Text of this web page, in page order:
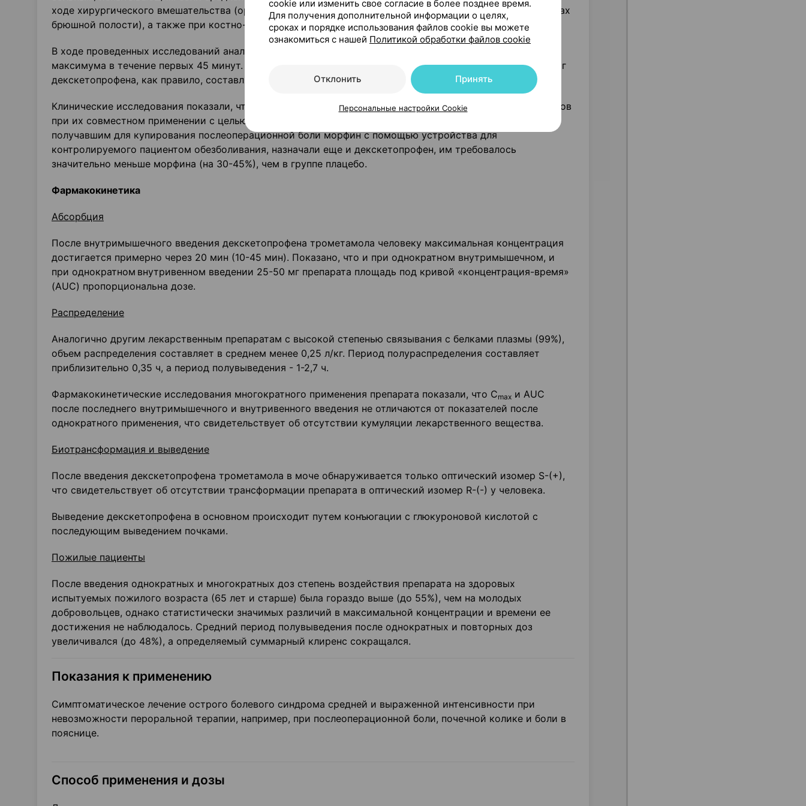
ходе хирургического вмешательства (ортопедические и гинекологические операции, операции на органах
брюшной полости), а также при костно-мышечных болях (острая боль в пояснице) и почечной колике.
В ходе проведенных исследований анальгетический эффект препарата наступал быстро, достигая
максимума в течение первых 45 минут. Длительность болеутоляющего действия после применения 50 мг
декскетопрофена, как правило, составляет 8 ч.
Клинические исследования показали, что декскетопрофен позволяет существенно сократить дозу опиатов
при их совместном применении с целью купирования послеоперационной боли. Если больным,
получавшим для купирования послеоперационной боли морфин с помощью устройства для
контролируемого пациентом обезболивания, назначали еще и декскетопрофен, им требовалось
значительно меньше морфина (на 30-45%), чем в группе плацебо.
Фармакокинетика
Абсорбция
После внутримышечного введения декскетопрофена трометамола человеку максимальная концентрация
достигается примерно через 20 мин (10-45 мин). Показано, что и при однократном внутримышечном, и
при однократном внутривенном введении 25-50 мг препарата площадь под кривой «концентрация-время»
(AUC) пропорциональна дозе.
Распределение
Аналогично другим лекарственным препаратам с высокой степенью связывания с белками плазмы (99%),
объем распределения составляет в среднем менее 0,25 л/кг. Период полураспределения составляет
приблизительно 0,35 ч, а период полувыведения - 1-2,7 ч.
Фармакокинетические исследования многократного применения препарата показали, что Сmах и AUC
после последнего внутримышечного и внутривенного введения не отличаются от показателей после
однократного применения, что свидетельствует об отсутствии кумуляции лекарственного вещества.
Биотрансформация и выведение
После введения декскетопрофена трометамола в моче обнаруживается только оптический изомер S-(+),
что свидетельствует об отсутствии трансформации препарата в оптический изомер R-(-) у человека.
Выведение декскетопрофена в основном происходит путем конъюгации с глюкуроновой кислотой с
последующим выведением почками.
Пожилые пациенты
После введения однократных и многократных доз степень воздействия препарата на здоровых
испытуемых пожилого возраста (65 лет и старше) была гораздо выше (до 55%), чем на молодых
добровольцев, однако статистически значимых различий в максимальной концентрации и времени ее
достижения не наблюдалось. Средний период полувыведения после однократных и повторных доз
увеличивался (до 48%), а определяемый суммарный клиренс сокращался.
Показания к применению
Симптоматическое лечение острого болевого синдрома средней и выраженной интенсивности при
невозможности пероральной терапии, например, при послеоперационной боли, почечной колике и боли в
пояснице.
Способ применения и дозы
cookie или изменить свое согласие в более позднее время.
Для получения дополнительной информации о целях,
сроках и порядке использования файлов cookie вы можете
ознакомиться с нашей Политикой обработки файлов cookie
Отклонить Принять
Персональные настройки Cookie